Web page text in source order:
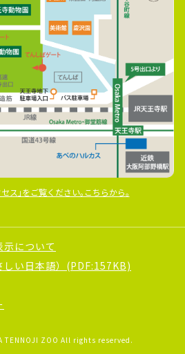
ス｣をご覧ください｡こちらから｡
について
しい日本語）(PDF:157KB)
TENNOJI ZOO All rights reserved.